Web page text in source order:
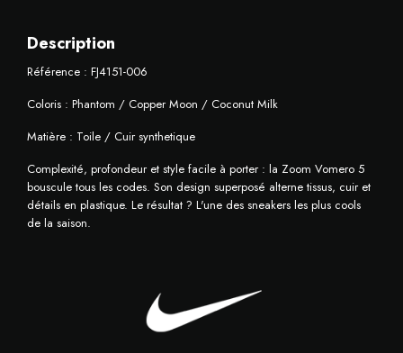
Description
Référence : FJ4151-006
Coloris : Phantom / Copper Moon / Coconut Milk
Matière : Toile / Cuir synthetique
Complexité, profondeur et style facile à porter : la Zoom Vomero 5
bouscule tous les codes. Son design superposé alterne tissus, cuir et
détails en plastique. Le résultat ? L'une des sneakers les plus cools
de la saison.